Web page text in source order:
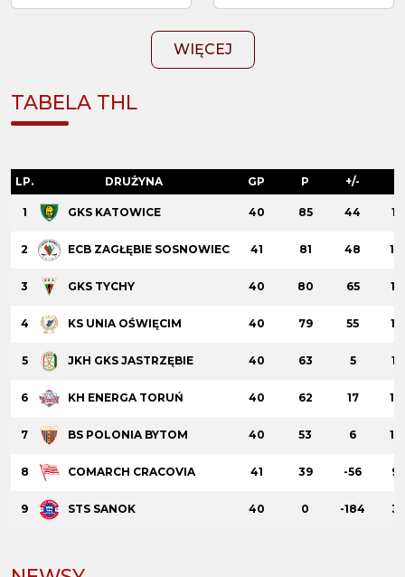
WIĘCEJ
TABELA THL
LP. DRUŻYNA GP P +/-
1 GKS KATOWICE 40 85 44
2 ECB ZAGŁĘBIE SOSNOWIEC 41 81 48
3 GKS TYCHY 40 80 65
4 KS UNIA OŚWIĘCIM 40 79 55
5 JKH GKS JASTRZĘBIE 40 63 5
6 KH ENERGA TORUŃ 40 62 17
7 BS POLONIA BYTOM 40 53 6
8 COMARCH CRACOVIA 41 39 -56
9 STS SANOK 40 0 -184